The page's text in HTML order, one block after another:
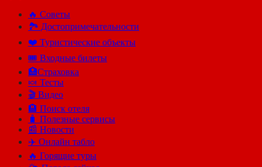
🔥 Советы
🏞️ Достопримечательности
❤️ Туристические объекты
🎟️ Входные билеты
🏥Страховка
🍬 Тесты
🎬 Видео
🏨 Поиск отеля
🧳 Полезные сервисы
📰 Новости
✈️ Онлайн табло
🔥 Горящие туры